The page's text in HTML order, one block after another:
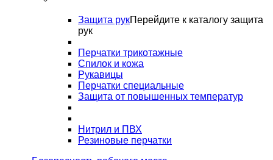
Защита рукПерейдите к каталогу защита
рук
Перчатки трикотажные
Спилок и кожа
Рукавицы
Перчатки специальные
Защита от повышенных температур
Нитрил и ПВХ
Резиновые перчатки